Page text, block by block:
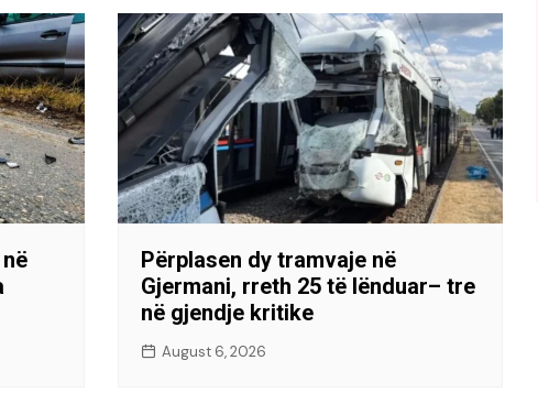
Përplasen dy tramvaje në
Gjermani, rreth 25 të lënduar– tre
në gjendje kritike
August 6, 2026